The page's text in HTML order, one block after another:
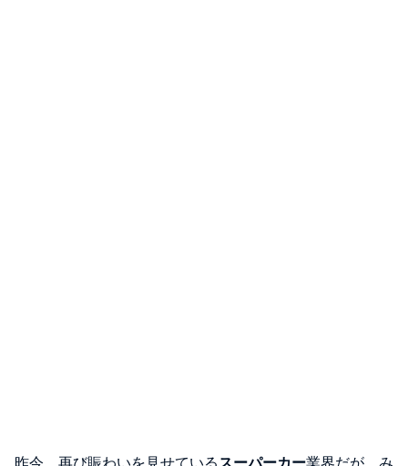
昨今、再び賑わいを見せている スーパーカー業界だが、み